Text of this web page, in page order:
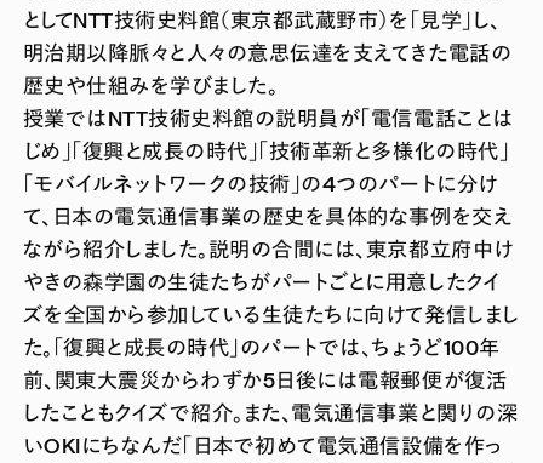
としてNTT技術史料館（東京都武蔵野市）を「見学」し、
明治期以降脈々と人々の意思伝達を支えてきた電話の
歴史や仕組みを学びました。
授業ではNTT技術史料館の説明員が「電信電話ことは
じめ」「復興と成長の時代」「技術革新と多様化の時代」
「モバイルネットワークの技術」の4つのパートに分け
て、日本の電気通信事業の歴史を具体的な事例を交え
ながら紹介しました。説明の合間には、東京都立府中け
やきの森学園の生徒たちがパートごとに用意したクイ
ズを全国から参加している生徒たちに向けて発信しまし
た。「復興と成長の時代」のパートでは、ちょうど100年
前、関東大震災からわずか5日後には電報郵便が復活
したこともクイズで紹介。また、電気通信事業と関りの深
いOKIにちなんだ「日本で初めて電気通信設備を作っ